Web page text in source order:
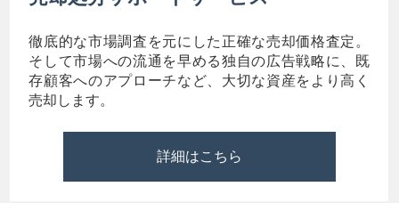
徹底的な市場調査を元にした正確な売却価格査定。
そして市場への流通を早める独自の広告戦略に、既
存顧客へのアプローチなど、大切な資産をより高く
売却します。
詳細はこちら